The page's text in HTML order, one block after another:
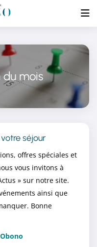
mois
séjour
offres spéciales et
vous invitons à
» sur notre site.
ainsi que
Bonne